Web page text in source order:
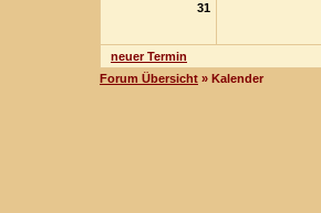
31
neuer Termin
Forum Übersicht » Kalender